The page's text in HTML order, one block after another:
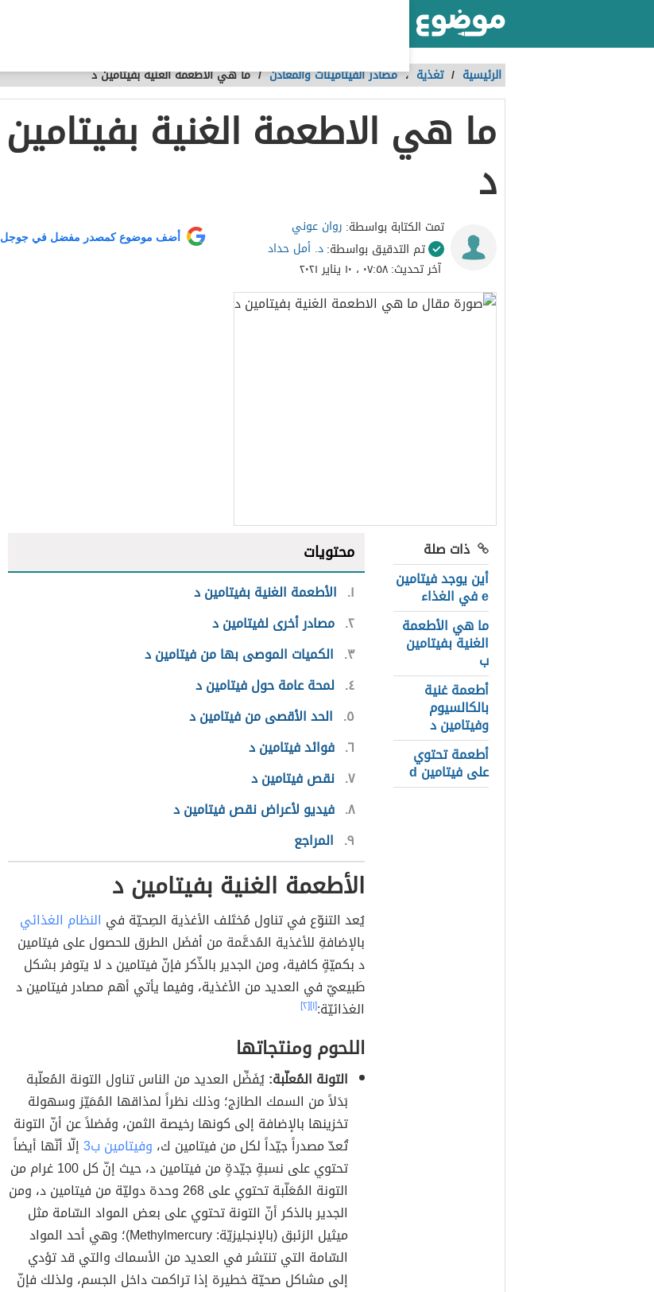
الرئيسية / تغذية ،مصادر الفيتامينات والمعادن /ما هي الاطعمة الغنية بفيتامين د
ما هي الاطعمة الغنية بفيتامين
د
تمت الكتابة بواسطة: روان عوني
تم التدقيق بواسطة:د. أمل حداد
آخر تحديث:٠٧:٥٨ ، ١٠ يناير ٢٠٢١
أضف موضوع كمصدر مفضل في جوجل
ذات صلة
أين يوجد فيتامين
e في الغذاء
ما هي الأطعمة
الغنية بفيتامين
ب
أطعمة غنية
بالكالسيوم
وفيتامين د
أطعمة تحتوي
على فيتامين d
محتويات
١ الأطعمة الغنية بفيتامين د
٢ مصادر أخرى لفيتامين د
٣ الكميات الموصى بها من فيتامين د
٤ لمحة عامة حول فيتامين د
٥ الحد الأقصى من فيتامين د
٦ فوائد فيتامين د
٧ نقص فيتامين د
٨ فيديو لأعراض نقص فيتامين د
٩ المراجع
الأطعمة الغنية بفيتامين د
يُعد التنوّع في تناول مُختَلف الأغذية الصِحيّة في النظام الغذائي
بالإضافةِ للأغذية المُدعَّمة من أفضَل الطرق للحصول على فيتامين
د بكميّةٍ كافية، ومن الجدير بالذّكر فإنّ فيتامين د لا يتوفر بشكل
طَبيعيّ في العديد من الأغذية، وفيما يأتي أهم مصادر فيتامين د
الغذائيّة:[١] [٢]
اللحوم ومنتجاتها
التونة المُعلّبة:يُفَضِّل العديد من الناس تناول التونة المُعلّبة
بَدَلاً من السمك الطازج؛ وذلك نظراً لمذاقها المُمَيّز وسهولة
تخزينها بالإضافة إلى كونها رخيصة الثمن، وفَضلاً عن أنّ التونة
تُعدّ مصدراً جيّداً لكل من فيتامين ك، وفيتامين ب3 إلّا أنّها أيضاً
تحتوي على نسبةٍ جيّدةٍ من فيتامين د، حيث إنّ كل 100 غرام من
التونة المُعَلّبة تحتوي على 268 وحدة دوليّة من فيتامين د، ومن
الجدير بالذكر أنّ التونة تحتوي على بعض المواد السّامة مثل
ميثيل الزئبق (بالإنجليزيّة: Methylmercury)؛ وهي أحد المواد
السّامة التي تنتشر في العديد من الأسماك والتي قد تؤدي
إلى مشاكل صحيّة خطيرة إذا تراكمت داخل الجسم، ولذلك فإنّ